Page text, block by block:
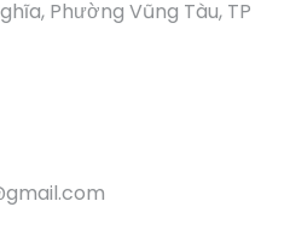
Phường Vũng Tàu, TP